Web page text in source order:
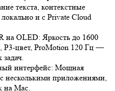
текста, контекстные
и с Private Cloud
на OLED: Яркость до 1600
P3-цвет, ProMotion 120 Гц —
интерфейс: Мощная
несколькими приложениями,
Mac.